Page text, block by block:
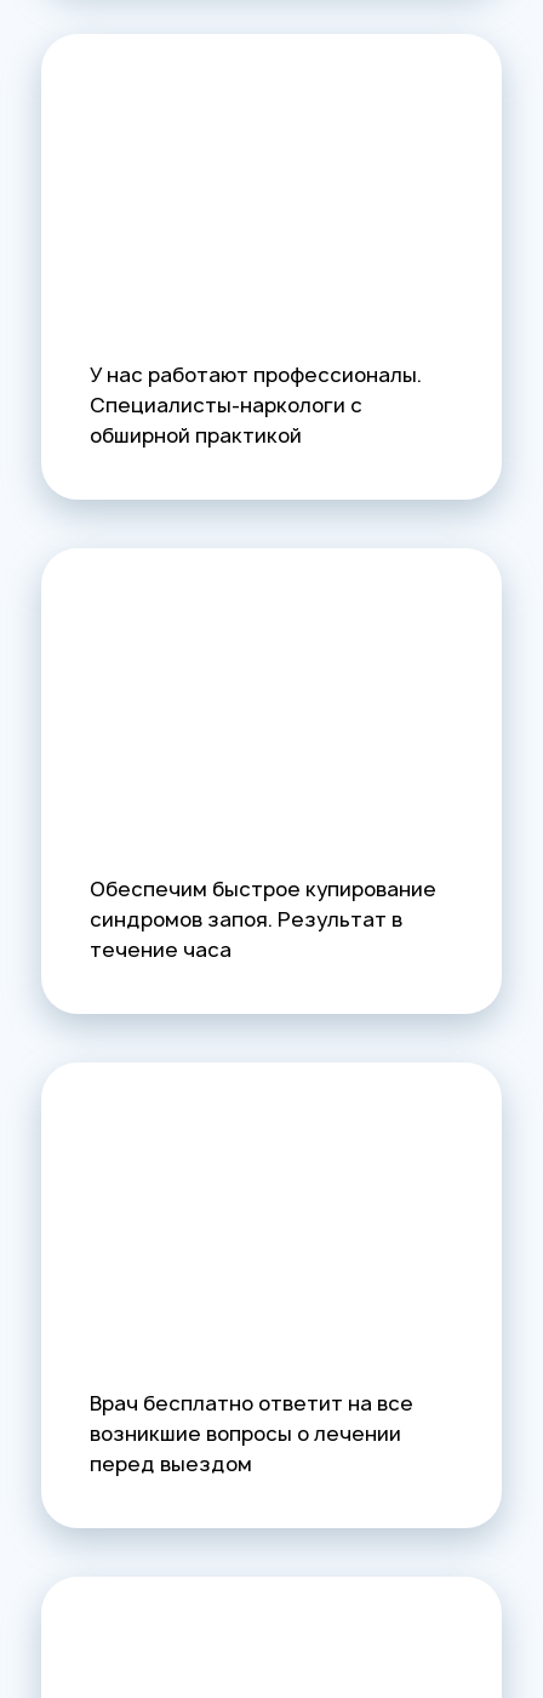
У нас работают профессионалы.
Специалисты-наркологи с
обширной практикой
Обеспечим быстрое купирование
синдромов запоя. Результат в
течение часа
Врач бесплатно ответит на все
возникшие вопросы о лечении
перед выездом